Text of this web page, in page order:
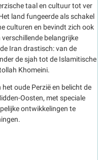
taal en cultuur tot ver
land fungeerde als schakel
culturen en bevindt zich ook
belangrijke
Iran drastisch: van de
de sjah tot de Islamitische
Khomeini.
oude Perzië en belicht de
Oosten, met speciale
ontwikkelingen te